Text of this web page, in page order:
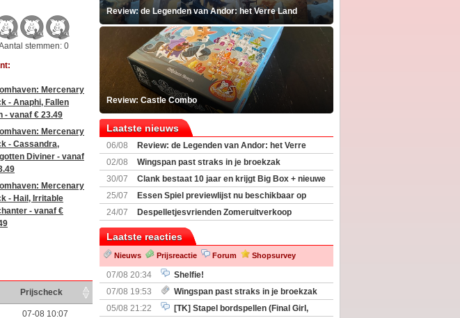
stemmen: 0
Mercenary
- Anaphi, Fallen
- vanaf € 23.49
Mercenary
- Cassandra,
Diviner - vanaf
Mercenary
- Hail, Irritable
- vanaf €
Prijscheck
07-08 10:07
Review: de Legenden van Andor: het Verre Land
Review: Castle Combo
Laatste nieuws
06/08
Review: de Legenden van Andor: het Verre
Land
02/08
Wingspan past straks in je broekzak
30/07
Clank bestaat 10 jaar en krijgt Big Box + nieuwe
uitbreiding
25/07
Essen Spiel previewlijst nu beschikbaar op
Boardgamegeek
24/07
Despelletjesvrienden Zomeruitverkoop
Laatste reacties
Nieuws Prijsreactie Forum Shopsurvey
07/08 20:34
Shelfie!
07/08 19:53
Wingspan past straks in je broekzak
05/08 21:22
[TK] Stapel bordspellen (Final Girl,